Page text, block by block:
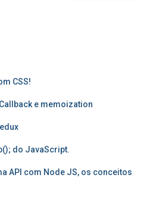
CSS!
e memoization
do JavaScript.
API com Node JS, os conceitos